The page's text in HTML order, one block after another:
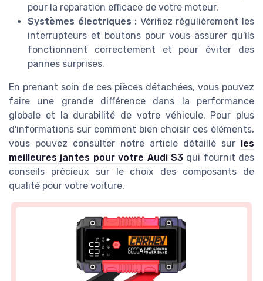
pour la reparation efficace de votre moteur.
Systèmes électriques : Vérifiez régulièrement les
interrupteurs et boutons pour vous assurer qu'ils
fonctionnent correctement et pour éviter des
pannes surprises.
En prenant soin de ces pièces détachées, vous pouvez
faire une grande différence dans la performance
globale et la durabilité de votre véhicule. Pour plus
d'informations sur comment bien choisir ces éléments,
vous pouvez consulter notre article détaillé sur
les
meilleures jantes pour votre Audi S3qui fournit des
conseils précieux sur le choix des composants de
qualité pour votre voiture.